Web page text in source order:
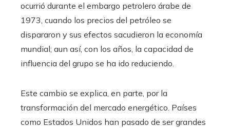
ocurrió durante el embargo petrolero árabe de
1973, cuando los precios del petróleo se
dispararon y sus efectos sacudieron la economía
mundial; aun así, con los años, la capacidad de
influencia del grupo se ha ido reduciendo.
Este cambio se explica, en parte, por la
transformación del mercado energético. Países
como Estados Unidos han pasado de ser grandes